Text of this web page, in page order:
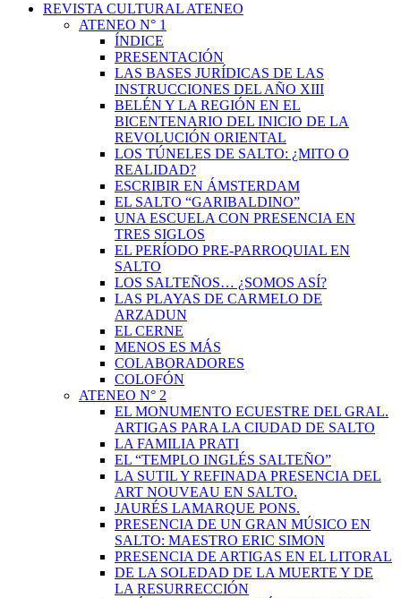
REVISTA CULTURAL ATENEO
ATENEO N° 1
ÍNDICE
PRESENTACIÓN
LAS BASES JURÍDICAS DE LAS
INSTRUCCIONES DEL AÑO XIII
BELÉN Y LA REGIÓN EN EL
BICENTENARIO DEL INICIO DE LA
REVOLUCIÓN ORIENTAL
LOS TÚNELES DE SALTO: ¿MITO O
REALIDAD?
ESCRIBIR EN ÁMSTERDAM
EL SALTO “GARIBALDINO”
UNA ESCUELA CON PRESENCIA EN
TRES SIGLOS
EL PERÍODO PRE-PARROQUIAL EN
SALTO
LOS SALTEÑOS… ¿SOMOS ASÍ?
LAS PLAYAS DE CARMELO DE
ARZADUN
EL CERNE
MENOS ES MÁS
COLABORADORES
COLOFÓN
ATENEO N° 2
EL MONUMENTO ECUESTRE DEL GRAL.
ARTIGAS PARA LA CIUDAD DE SALTO
LA FAMILIA PRATI
EL “TEMPLO INGLÉS SALTEÑO”
LA SUTIL Y REFINADA PRESENCIA DEL
ART NOUVEAU EN SALTO.
JAURÉS LAMARQUE PONS.
PRESENCIA DE UN GRAN MÚSICO EN
SALTO: MAESTRO ERIC SIMON
PRESENCIA DE ARTIGAS EN EL LITORAL
DE LA SOLEDAD DE LA MUERTE Y DE
LA RESURRECCIÓN